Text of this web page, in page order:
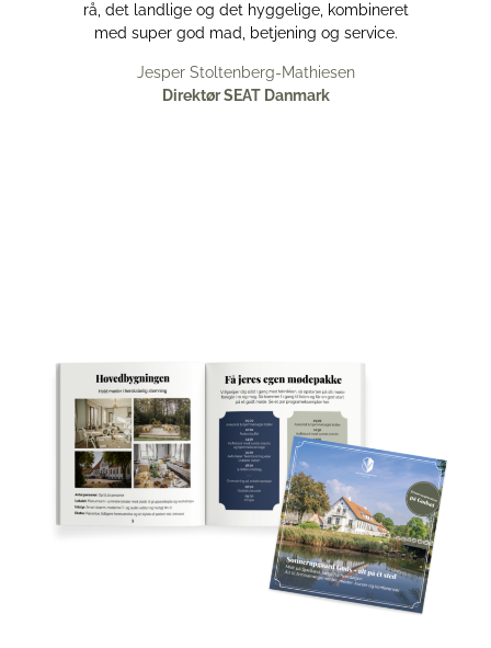
rå, det landlige og det hyggelige, kombineret
med super god mad, betjening og service.
Jesper Stoltenberg-Mathiesen
Direktør SEAT Danmark